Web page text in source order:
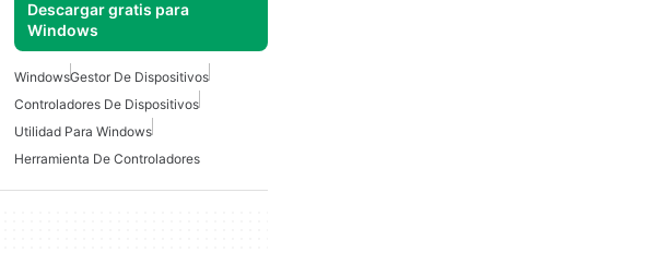
Descargar gratis para
Windows
WindowsGestor De Dispositivos
Controladores De Dispositivos
Utilidad Para Windows
Herramienta De Controladores